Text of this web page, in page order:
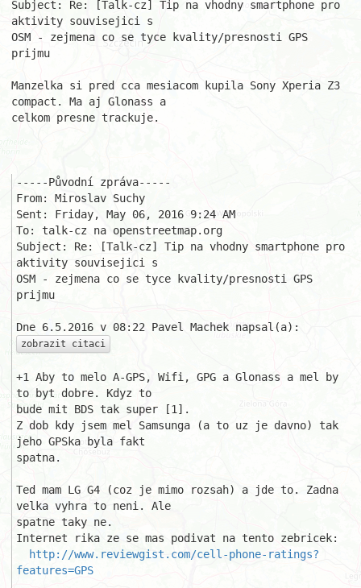
Subject: Re: [Talk-cz] Tip na vhodny smartphone pro
aktivity souvisejici s
OSM - zejmena co se tyce kvality/presnosti GPS
prijmu
Manzelka si pred cca mesiacom kupila Sony Xperia Z3
compact. Ma aj Glonass a
celkom presne trackuje.
-----Původní zpráva-----
From: Miroslav Suchy
Sent: Friday, May 06, 2016 9:24 AM
To: talk-cz na openstreetmap.org
Subject: Re: [Talk-cz] Tip na vhodny smartphone pro
aktivity souvisejici s
OSM - zejmena co se tyce kvality/presnosti GPS
prijmu
zobrazit citaci
+1 Aby to melo A-GPS, Wifi, GPG a Glonass a mel by
to byt dobre. Kdyz to
bude mit BDS tak super [1].
Z dob kdy jsem mel Samsunga (a to uz je davno) tak
jeho GPSka byla fakt
spatna.
Ted mam LG G4 (coz je mimo rozsah) a jde to. Zadna
velka vyhra to neni. Ale
spatne taky ne.
Internet rika ze se mas podivat na tento zebricek:
http://www.reviewgist.com/cell-phone-ratings?
features=GPS